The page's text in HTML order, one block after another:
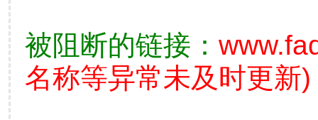
被阻断的链接：
名称等异常未及时更新)